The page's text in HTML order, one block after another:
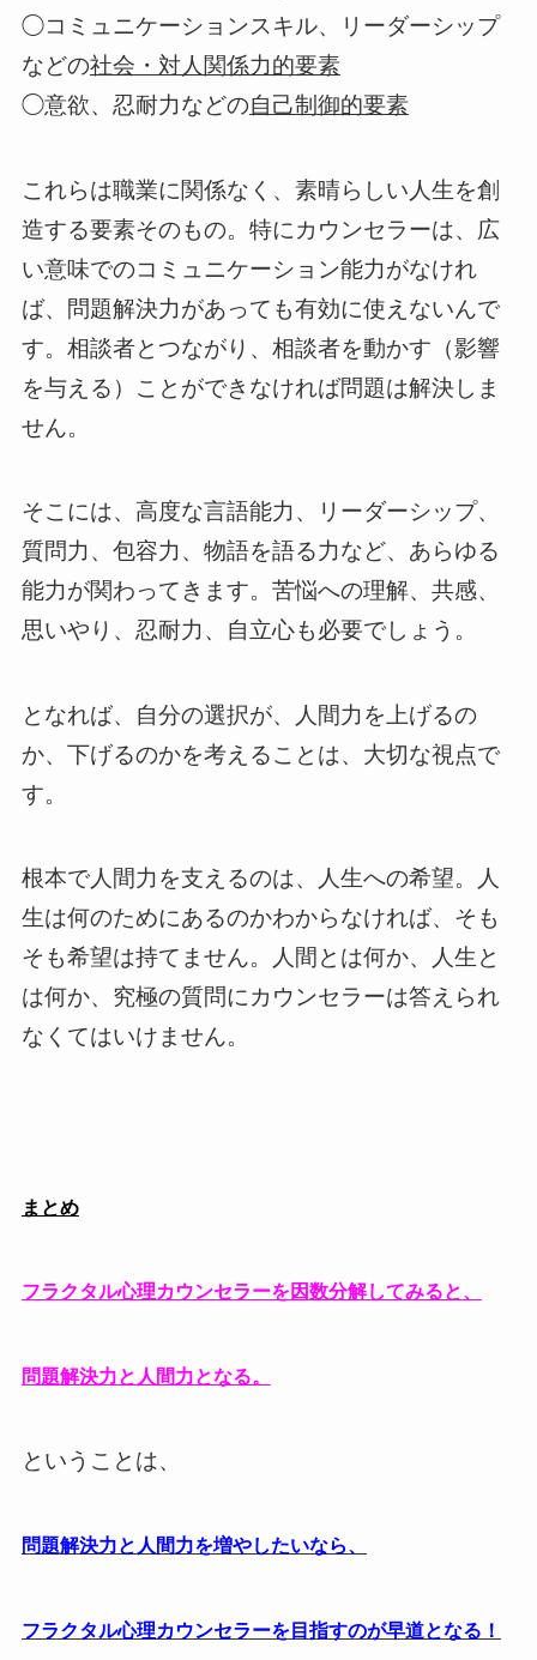
◯コミュニケーションスキル、リーダーシップ
などの社会・対人関係力的要素
◯意欲、忍耐力などの自己制御的要素
これらは職業に関係なく、素晴らしい人生を創
造する要素そのもの。特にカウンセラーは、広
い意味でのコミュニケーション能力がなけれ
ば、問題解決力があっても有効に使えないんで
す。相談者とつながり、相談者を動かす（影響
を与える）ことができなければ問題は解決しま
せん。
そこには、高度な言語能力、リーダーシップ、
質問力、包容力、物語を語る力など、あらゆる
能力が関わってきます。苦悩への理解、共感、
思いやり、忍耐力、自立心も必要でしょう。
となれば、自分の選択が、人間力を上げるの
か、下げるのかを考えることは、大切な視点で
す。
根本で人間力を支えるのは、人生への希望。人
生は何のためにあるのかわからなければ、そも
そも希望は持てません。人間とは何か、人生と
は何か、究極の質問にカウンセラーは答えられ
なくてはいけません。
まとめ
フラクタル心理カウンセラーを因数分解してみると、
問題解決力と人間力となる。
ということは、
問題解決力と人間力を増やしたいなら、
フラクタル心理カウンセラーを目指すのが早道となる！